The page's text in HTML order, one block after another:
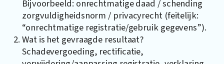
Bijvoorbeeld: onrechtmatige daad / schending
zorgvuldigheidsnorm / privacyrecht (feitelijk:
“onrechtmatige registratie/gebruik gegevens”).
Wat is het gevraagde resultaat?
Schadevergoeding, rectificatie,